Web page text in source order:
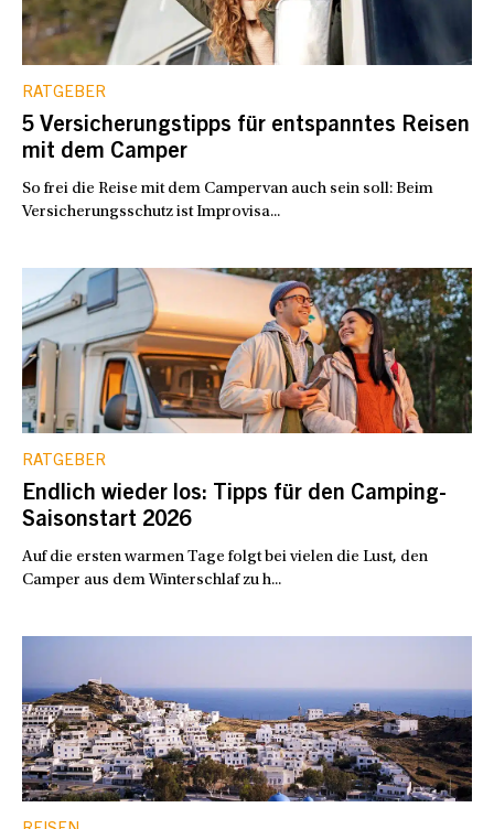
RATGEBER
Endlich wieder los: Tipps für den Camping-
Saisonstart 2026
Auf die ersten warmen Tage folgt bei vielen die Lust, den
Camper aus dem Winterschlaf zu h...
RATGEBER
5 Versicherungstipps für entspanntes Reisen
mit dem Camper
So frei die Reise mit dem Campervan auch sein soll: Beim
Versicherungsschutz ist Improvisa...